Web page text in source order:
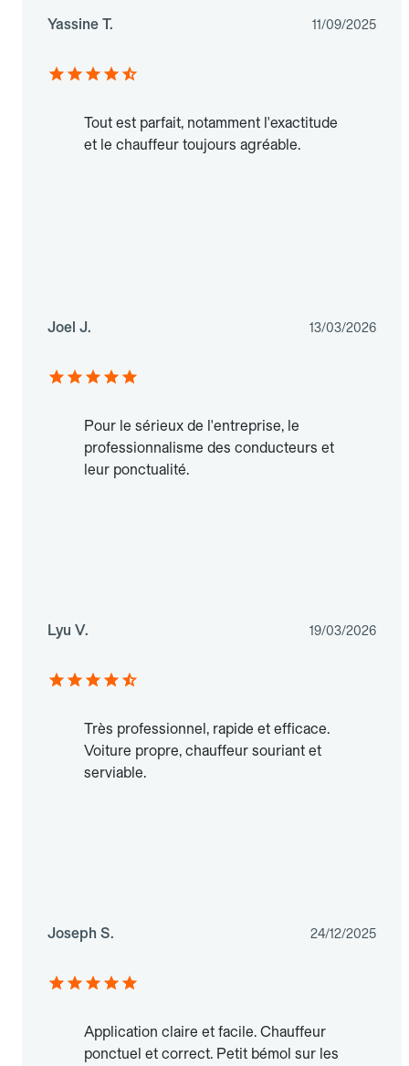
Yassine T. 11/09/2025
Tout est parfait, notamment l'exactitude
et le chauffeur toujours agréable.
Joel J. 13/03/2026
Pour le sérieux de l'entreprise, le
professionnalisme des conducteurs et
leur ponctualité.
Lyu V. 19/03/2026
Très professionnel, rapide et efficace.
Voiture propre, chauffeur souriant et
serviable.
Joseph S. 24/12/2025
Application claire et facile. Chauffeur
ponctuel et correct. Petit bémol sur les